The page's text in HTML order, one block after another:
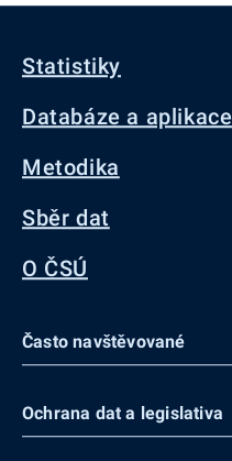
Statistiky
Databáze a aplikace
Metodika
Sběr dat
O ČSÚ
Často navštěvované
Ochrana dat a legislativa